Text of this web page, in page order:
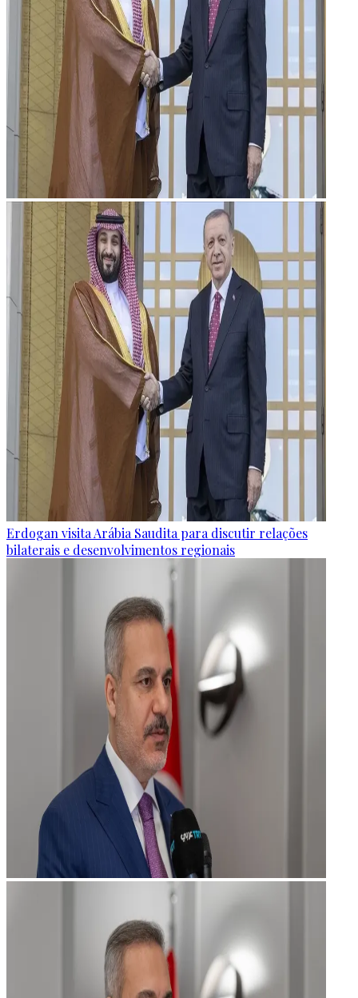
Erdogan visita Arábia Saudita para discutir relações
bilaterais e desenvolvimentos regionais